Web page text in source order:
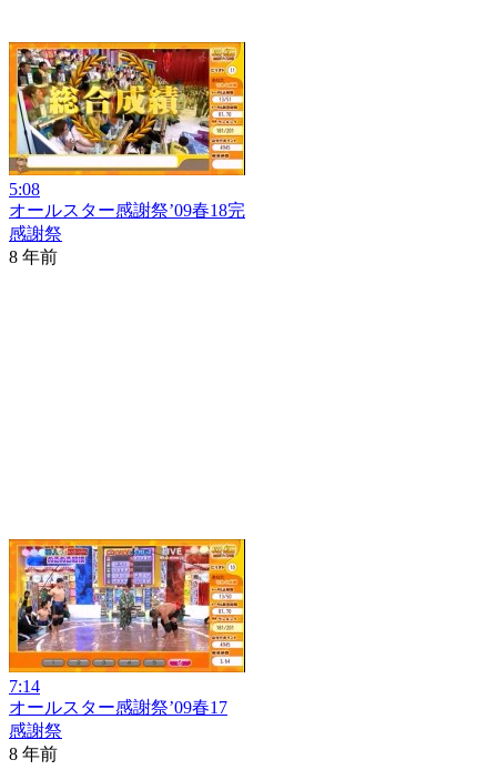
5:08
オールスター感謝祭’09春18完
感謝祭
8 年前
7:14
オールスター感謝祭’09春17
感謝祭
8 年前